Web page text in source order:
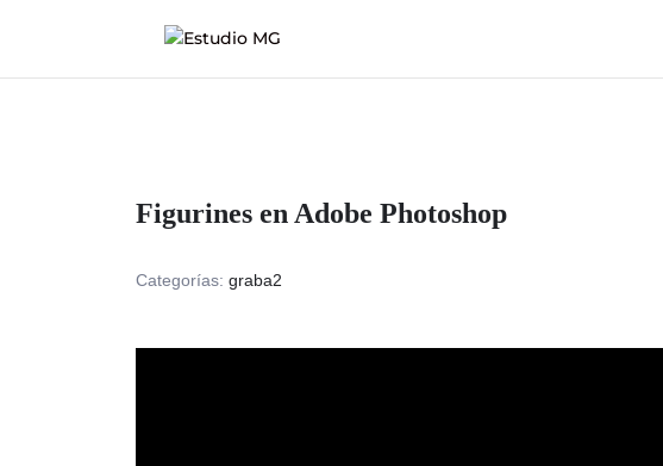
Figurines en Adobe Photoshop
Categorías: graba2